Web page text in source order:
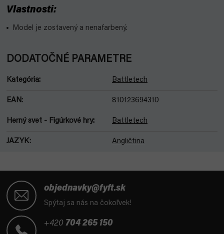
Vlastnosti:
Model je zostavený a nenafarbený.
DODATOČNÉ PARAMETRE
Kategória: Battletech
EAN: 810123694310
Herný svet - Figúrkové hry: Battletech
JAZYK: Angličtina
objednavky@fyft.sk
Spýtaj sa nás na čokoľvek!
+420 704 265 150